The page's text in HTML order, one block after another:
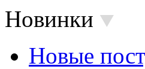
Новинки
Новые